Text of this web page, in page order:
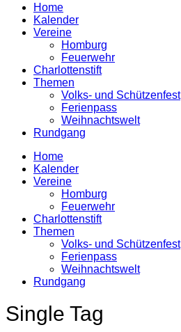
Home
Kalender
Vereine
Homburg
Feuerwehr
Charlottenstift
Themen
Volks- und Schützenfest
Ferienpass
Weihnachtswelt
Rundgang
Home
Kalender
Vereine
Homburg
Feuerwehr
Charlottenstift
Themen
Volks- und Schützenfest
Ferienpass
Weihnachtswelt
Rundgang
Single Tag